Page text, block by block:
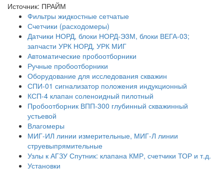
Источник: ПРАЙМ
Фильтры жидкостные сетчатые
Счетчики (расходомеры)
Датчики НОРД, блоки НОРД-Э3М, блоки ВЕГА-03;
запчасти УРК НОРД, УРК МИГ
Автоматические пробоотборники
Ручные пробоотборники
Оборудование для исследования скважин
СПИ-01 сигнализатор положения индукционный
КСП-4 клапан соленоидный пилотный
Пробоотборник ВПП-300 глубинный скважинный
устьевой
Влагомеры
МИГ-ИЛ линии измерительные, МИГ-Л линии
струевыпрямительные
Узлы к АГЗУ Спутник: клапана КМР, счетчики ТОР и т.д.
Установки